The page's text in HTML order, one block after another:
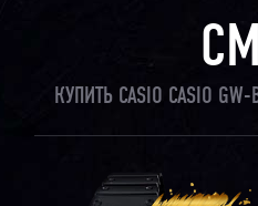
КУПИТЬ CASIO CASIO